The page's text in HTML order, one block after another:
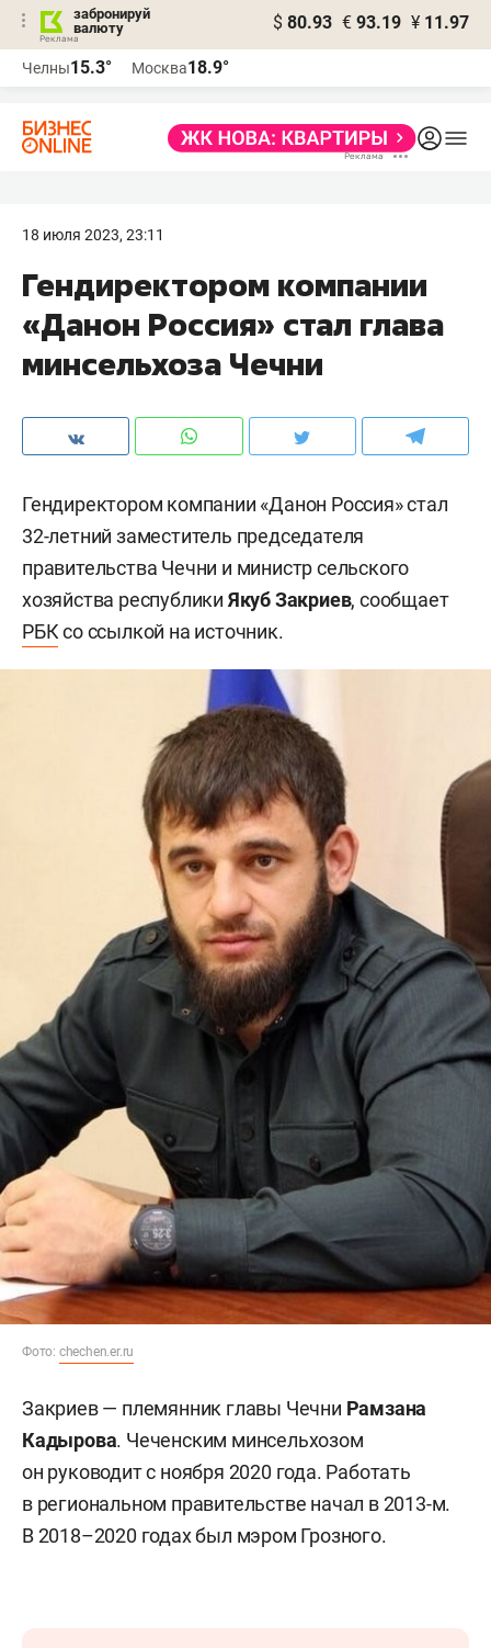
забронируй
валюту
$ 80.93 € 93.19 ¥ 11.97
Челны15.3° Москва18.9°
18 июля 2023, 23:11
Гендиректором компании
«Данон Россия» стал глава
минсельхоза Чечни
Гендиректором компании «Данон Россия» стал
32-летний заместитель председателя
правительства Чечни и министр сельского
хозяйства республики Якуб Закриев, сообщает
РБКсо ссылкой на источник.
Фото: chechen.er.ru
Закриев — племянник главы Чечни Рамзана
Кадырова. Чеченским минсельхозом
он руководит с ноября 2020 года. Работать
в региональном правительстве начал в 2013-м.
В 2018–2020 годах был мэром Грозного.